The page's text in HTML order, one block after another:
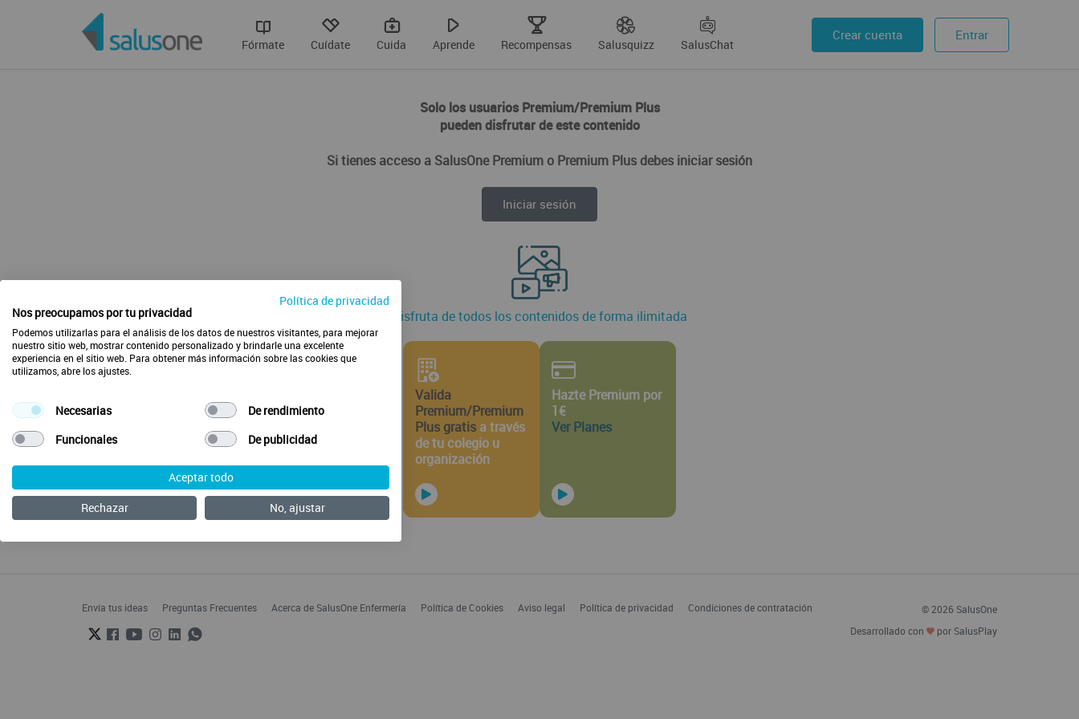
Fórmate Cuídate Cuida Aprende Recompensas Salusquizz SalusChat
Crear cuenta Entrar
Solo los usuarios Premium/Premium Plus
pueden disfrutar de este contenido
Si tienes acceso a SalusOne Premium o Premium Plus debes iniciar sesión
Iniciar sesión
Disfruta de todos los contenidos de forma ilimitada
Valida
Premium/Premium
Plus gratis a través
de tu colegio u
organización
Hazte Premium por
1€
Ver Planes
Envía tus ideas Preguntas Frecuentes Acerca de SalusOne Enfermería Política de Cookies Aviso legal Política de privacidad Condiciones de contratación
© 2026 SalusOne
Desarrollado con
por SalusPlay
Política de privacidad
Nos preocupamos por tu privacidad
Podemos utilizarlas para el análisis de los datos de nuestros visitantes, para mejorar
nuestro sitio web, mostrar contenido personalizado y brindarle una excelente
experiencia en el sitio web. Para obtener más información sobre las cookies que
utilizamos, abre los ajustes.
Necesarias
De rendimiento
Funcionales
De publicidad
Aceptar todo
Rechazar
No, ajustar